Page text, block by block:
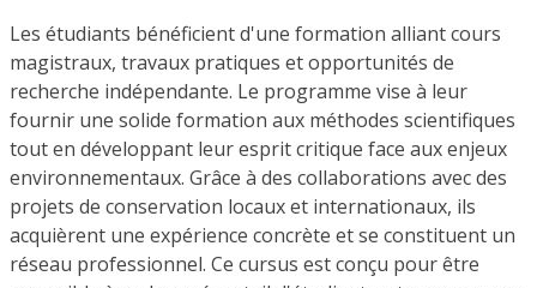
Les étudiants bénéficient d'une formation alliant cours
magistraux, travaux pratiques et opportunités de
recherche indépendante. Le programme vise à leur
fournir une solide formation aux méthodes scientifiques
tout en développant leur esprit critique face aux enjeux
environnementaux. Grâce à des collaborations avec des
projets de conservation locaux et internationaux, ils
acquièrent une expérience concrète et se constituent un
réseau professionnel. Ce cursus est conçu pour être